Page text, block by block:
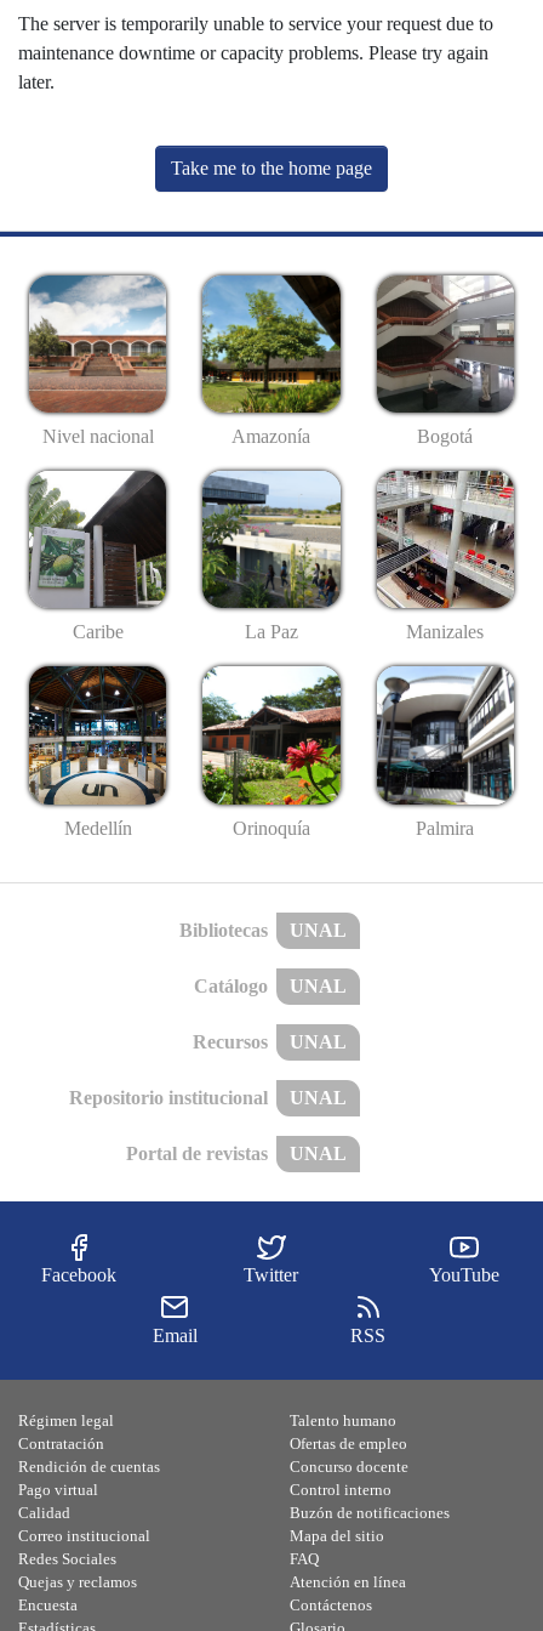
The server is temporarily unable to service your request due to
maintenance downtime or capacity problems. Please try again
later.
Take me to the home page
Nivel nacional Amazonía Bogotá
Caribe La Paz Manizales
Medellín Orinoquía Palmira
Bibliotecas UNAL
Catálogo UNAL
Recursos UNAL
Repositorio institucional UNAL
Portal de revistas UNAL
Facebook Twitter YouTube
Email RSS
Régimen legal
Contratación
Rendición de cuentas
Pago virtual
Calidad
Talento humano
Ofertas de empleo
Concurso docente
Control interno
Buzón de notificaciones
Correo institucional
Redes Sociales
Quejas y reclamos
Encuesta
Mapa del sitio
FAQ
Atención en línea
Contáctenos